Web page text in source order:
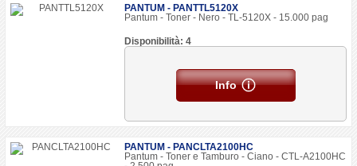
PANTUM - PANTTL5120X
Pantum - Toner - Nero - TL-5120X - 15.000 pag
Disponibilità: 4
Info
PANTUM - PANCLTA2100HC
Pantum - Toner e Tamburo - Ciano - CTL-A2100HC